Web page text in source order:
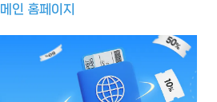
메인 홈페이지